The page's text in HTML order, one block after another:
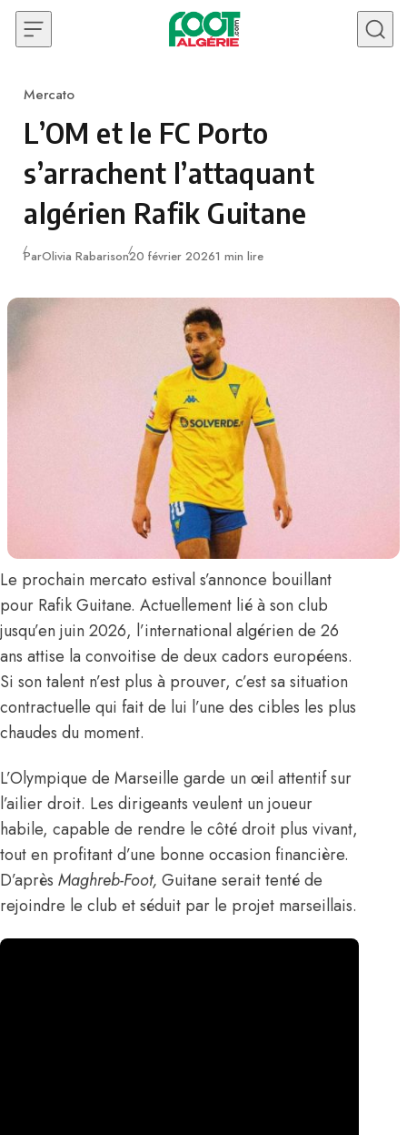
Skip to content
Category
Mercato
L’OM et le FC Porto
s’arrachent l’attaquant
algérien Rafik Guitane
ParOlivia RabarisonPublié
20 février 20261 min lire
Le prochain mercato estival s’annonce bouillant
pour Rafik Guitane. Actuellement lié à son club
jusqu’en juin 2026, l’international algérien de 26
ans attise la convoitise de deux cadors européens.
Si son talent n’est plus à prouver, c’est sa situation
contractuelle qui fait de lui l’une des cibles les plus
chaudes du moment.
L’Olympique de Marseille garde un œil attentif sur
l’ailier droit. Les dirigeants veulent un joueur
habile, capable de rendre le côté droit plus vivant,
tout en profitant d’une bonne occasion financière.
D’après Maghreb-Foot, Guitane serait tenté de
rejoindre le club et séduit par le projet marseillais.